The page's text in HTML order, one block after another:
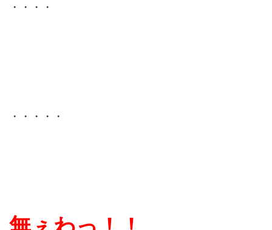
・・・・
・・・・・